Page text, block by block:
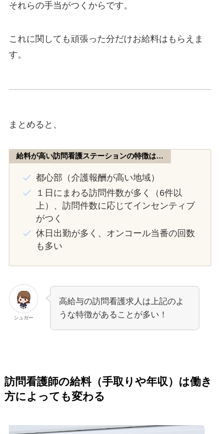
それらの手当がつくからです。
これに関しても頑張った分だけお給料はもらえま
す。
まとめると、
給料が高い訪問看護ステーションの特徴は…
都心部（介護報酬が高い地域）
１日にまわる訪問件数が多く（6件以
上）、訪問件数に応じてインセンティブ
がつく
休日出勤が多く、オンコール当番の回数
も多い
シュガー
高給与の訪問看護求人は上記のよ
うな特徴があることが多い！
訪問看護師の給料（手取りや年収）は働き
方によっても変わる